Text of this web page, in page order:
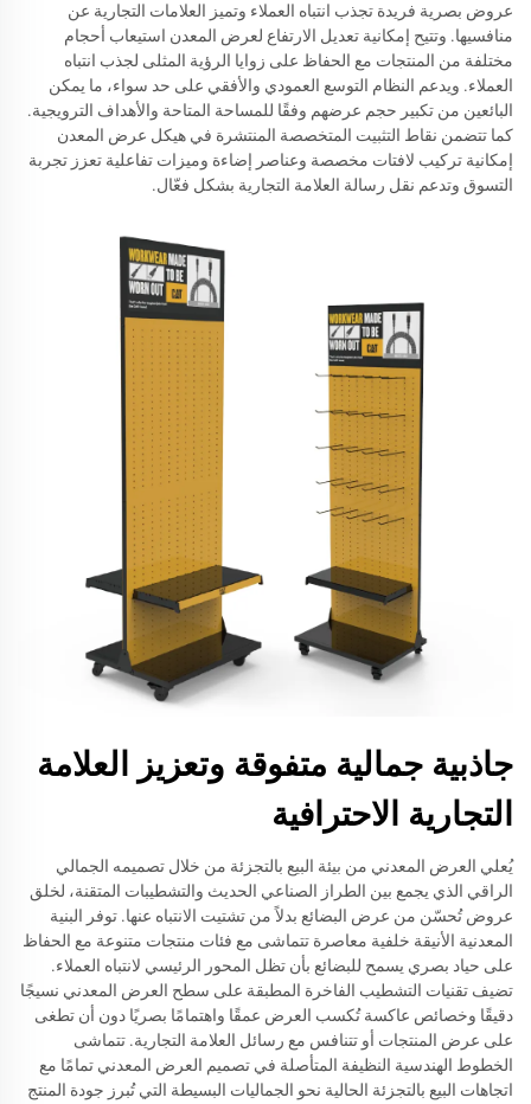
عروض بصرية فريدة تجذب انتباه العملاء وتميز العلامات التجارية عن
منافسيها. وتتيح إمكانية تعديل الارتفاع لعرض المعدن استيعاب أحجام
مختلفة من المنتجات مع الحفاظ على زوايا الرؤية المثلى لجذب انتباه
العملاء. ويدعم النظام التوسع العمودي والأفقي على حد سواء، ما يمكن
البائعين من تكبير حجم عرضهم وفقًا للمساحة المتاحة والأهداف الترويجية.
كما تتضمن نقاط التثبيت المتخصصة المنتشرة في هيكل عرض المعدن
إمكانية تركيب لافتات مخصصة وعناصر إضاءة وميزات تفاعلية تعزز تجربة
التسوق وتدعم نقل رسالة العلامة التجارية بشكل فعّال.
جاذبية جمالية متفوقة وتعزيز العلامة
التجارية الاحترافية
يُعلي العرض المعدني من بيئة البيع بالتجزئة من خلال تصميمه الجمالي
الراقي الذي يجمع بين الطراز الصناعي الحديث والتشطيبات المتقنة، لخلق
عروض تُحسّن من عرض البضائع بدلاً من تشتيت الانتباه عنها. توفر البنية
المعدنية الأنيقة خلفية معاصرة تتماشى مع فئات منتجات متنوعة مع الحفاظ
على حياد بصري يسمح للبضائع بأن تظل المحور الرئيسي لانتباه العملاء.
تضيف تقنيات التشطيب الفاخرة المطبقة على سطح العرض المعدني نسيجًا
دقيقًا وخصائص عاكسة تُكسب العرض عمقًا واهتمامًا بصريًا دون أن تطغى
على عرض المنتجات أو تتنافس مع رسائل العلامة التجارية. تتماشى
الخطوط الهندسية النظيفة المتأصلة في تصميم العرض المعدني تمامًا مع
اتجاهات البيع بالتجزئة الحالية نحو الجماليات البسيطة التي تُبرز جودة المنتج